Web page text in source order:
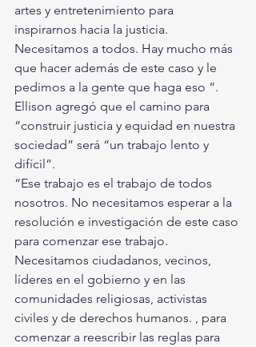
artes y entretenimiento para
inspirarnos hacia la justicia.
Necesitamos a todos. Hay mucho más
que hacer además de este caso y le
pedimos a la gente que haga eso “.
Ellison agregó que el camino para
“construir justicia y equidad en nuestra
sociedad” será “un trabajo lento y
difícil”.
“Ese trabajo es el trabajo de todos
nosotros. No necesitamos esperar a la
resolución e investigación de este caso
para comenzar ese trabajo.
Necesitamos ciudadanos, vecinos,
líderes en el gobierno y en las
comunidades religiosas, activistas
civiles y de derechos humanos. , para
comenzar a reescribir las reglas para